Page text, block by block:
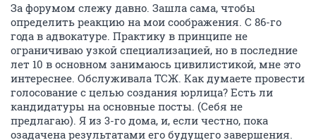
За форумом слежу давно. Зашла сама, чтобы
определить реакцию на мои соображения. С 86-го
года в адвокатуре. Практику в принципе не
ограничиваю узкой специализацией, но в последние
лет 10 в основном занимаюсь цивилистикой, мне это
интереснее. Обслуживала ТСЖ. Как думаете провести
голосование с целью создания юрлица? Есть ли
кандидатуры на основные посты. (Себя не
предлагаю). Я из 3-го дома, и, если честно, пока
озадачена результатами его будущего завершения.